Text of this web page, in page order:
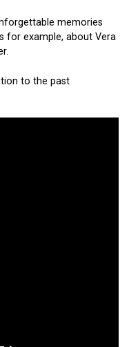
memories
for example, about Vera
to the past